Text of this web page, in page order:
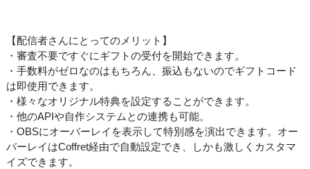
【配信者さんにとってのメリット】
・審査不要ですぐにギフトの受付を開始できます。
・手数料がゼロなのはもちろん、振込もないのでギフトコード
は即使用できます。
・様々なオリジナル特典を設定することができます。
・他のAPIや自作システムとの連携も可能。
・OBSにオーバーレイを表示して特別感を演出できます。オー
バーレイはCoffret経由で自動設定でき、しかも激しくカスタマ
イズできます。